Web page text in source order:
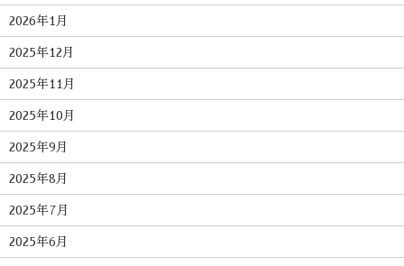
2026年1月
2025年12月
2025年11月
2025年10月
2025年9月
2025年8月
2025年7月
2025年6月